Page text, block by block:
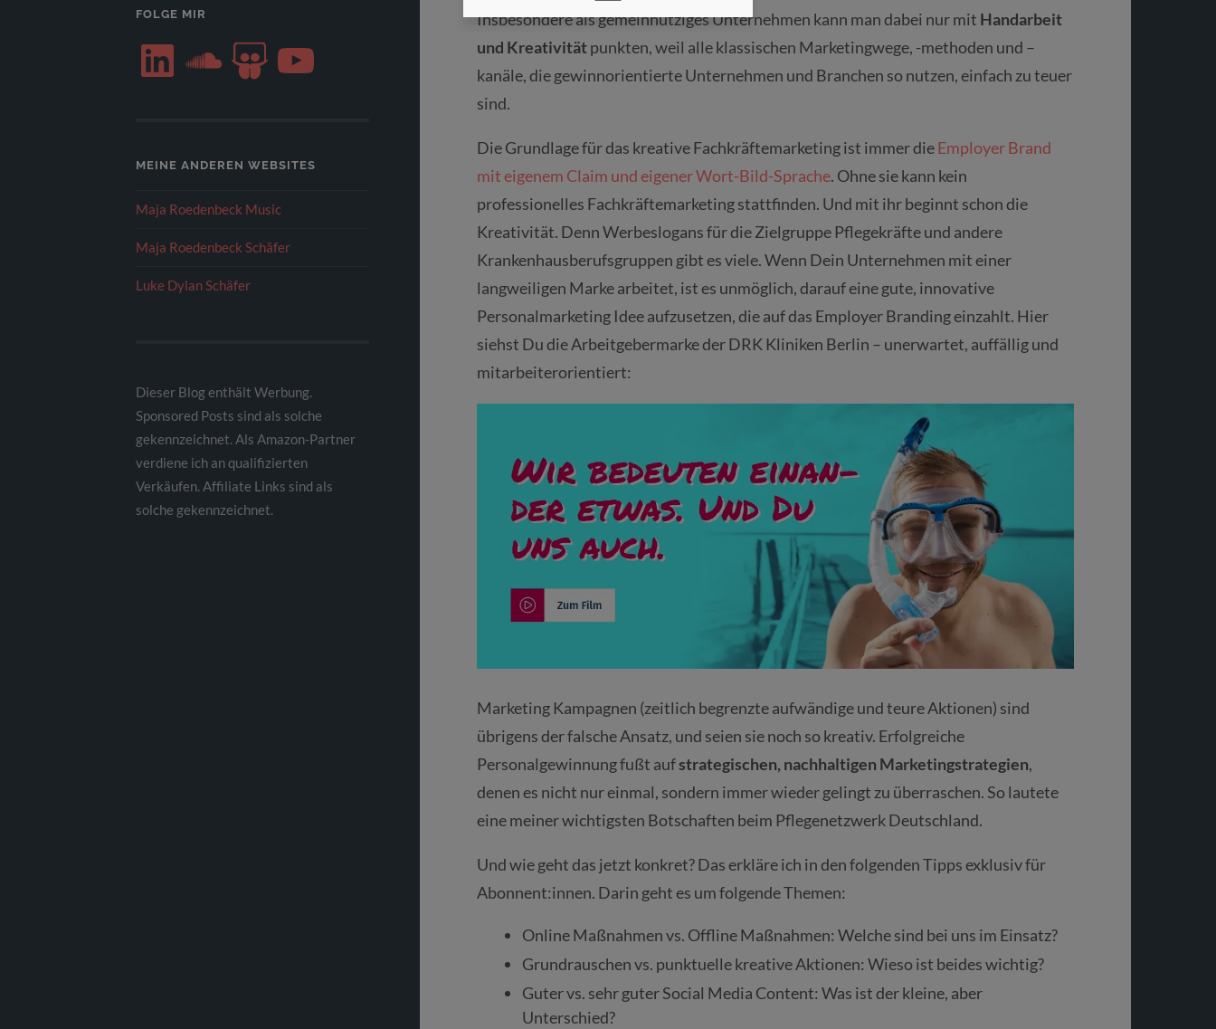
FOLGE MIR
LinkedIn SoundCloudSlideShare
MEINE ANDEREN WEBSITES
Maja Roedenbeck Music
Maja Roedenbeck Schäfer
Luke Dylan Schäfer
Dieser Blog enthält Werbung.
Sponsored Posts sind als solche
gekennzeichnet. Als Amazon-Partner
verdiene ich an qualifizierten
Verkäufen. Affiliate Links sind als
solche gekennzeichnet.
Insbesondere als gemeinnütziges Unternehmen kann man dabei nur mit Handarbeit
und Kreativitätpunkten, weil alle klassischen Marketingwege, -methoden und –
kanäle, die gewinnorientierte Unternehmen und Branchen so nutzen, einfach zu teuer
sind.
Die Grundlage für das kreative Fachkräftemarketing ist immer dieEmployer Brand
mit eigenem Claim und eigener Wort-Bild-Sprache. Ohne sie kann kein
professionelles Fachkräftemarketing stattfinden. Und mit ihr beginnt schon die
Kreativität. Denn Werbeslogans für die Zielgruppe Pflegekräfte und andere
Krankenhausberufsgruppen gibt es viele. Wenn Dein Unternehmen mit einer
langweiligen Marke arbeitet, ist es unmöglich, darauf eine gute, innovative
Personalmarketing Idee aufzusetzen, die auf das Employer Branding einzahlt. Hier
siehst Du die Arbeitgebermarke der DRK Kliniken Berlin – unerwartet, auffällig und
mitarbeiterorientiert:
Marketing Kampagnen (zeitlich begrenzte aufwändige und teure Aktionen) sind
übrigens der falsche Ansatz, und seien sie noch so kreativ. Erfolgreiche
Personalgewinnung fußt aufstrategischen, nachhaltigen Marketingstrategien,
denen es nicht nur einmal, sondern immer wieder gelingt zu überraschen. So lautete
eine meiner wichtigsten Botschaften beim Pflegenetzwerk Deutschland.
Und wie geht das jetzt konkret? Das erkläre ich in den folgenden Tipps exklusiv für
Abonnent:innen. Darin geht es um folgende Themen:
Online Maßnahmen vs. Offline Maßnahmen: Welche sind bei uns im Einsatz?
Grundrauschen vs. punktuelle kreative Aktionen: Wieso ist beides wichtig?
Guter vs. sehr guter Social Media Content: Was ist der kleine, aber
Unterschied?